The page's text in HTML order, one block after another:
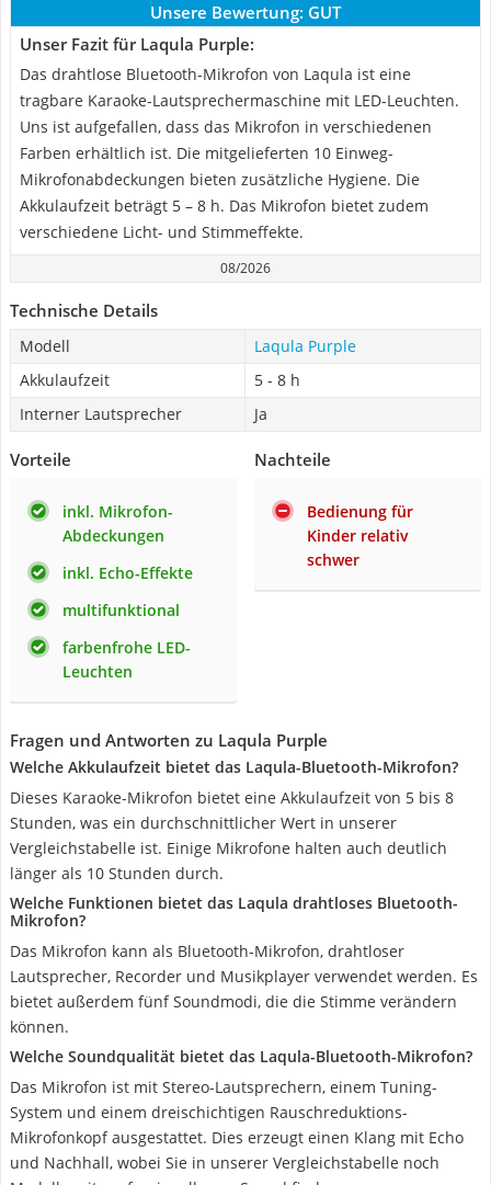
Unsere Bewertung: GUT
Unser Fazit für Laqula Purple:
Das drahtlose Bluetooth-Mikrofon von Laqula ist eine
tragbare Karaoke-Lautsprechermaschine mit LED-Leuchten.
Uns ist aufgefallen, dass das Mikrofon in verschiedenen
Farben erhältlich ist. Die mitgelieferten 10 Einweg-
Mikrofonabdeckungen bieten zusätzliche Hygiene. Die
Akkulaufzeit beträgt 5 – 8 h. Das Mikrofon bietet zudem
verschiedene Licht- und Stimmeffekte.
08/2026
Technische Details
Modell
Laqula Purple
Akkulaufzeit
5 - 8 h
Interner Lautsprecher
Ja
Vorteile
inkl. Mikrofon-
Abdeckungen
inkl. Echo-Effekte
multifunktional
farbenfrohe LED-
Leuchten
Nachteile
Bedienung für
Kinder relativ
schwer
Fragen und Antworten zu Laqula Purple
Welche Akkulaufzeit bietet das Laqula-Bluetooth-Mikrofon?
Dieses Karaoke-Mikrofon bietet eine Akkulaufzeit von 5 bis 8
Stunden, was ein durchschnittlicher Wert in unserer
Vergleichstabelle ist. Einige Mikrofone halten auch deutlich
länger als 10 Stunden durch.
Welche Funktionen bietet das Laqula drahtloses Bluetooth-
Mikrofon?
Das Mikrofon kann als Bluetooth-Mikrofon, drahtloser
Lautsprecher, Recorder und Musikplayer verwendet werden. Es
bietet außerdem fünf Soundmodi, die die Stimme verändern
können.
Welche Soundqualität bietet das Laqula-Bluetooth-Mikrofon?
Das Mikrofon ist mit Stereo-Lautsprechern, einem Tuning-
System und einem dreischichtigen Rauschreduktions-
Mikrofonkopf ausgestattet. Dies erzeugt einen Klang mit Echo
und Nachhall, wobei Sie in unserer Vergleichstabelle noch